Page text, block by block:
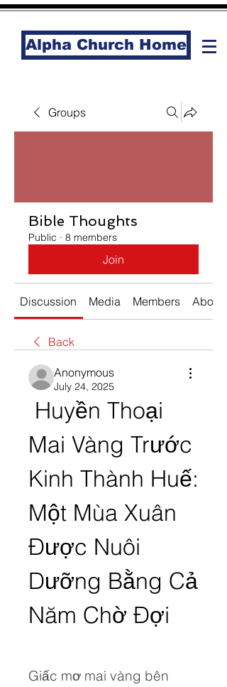
Alpha Church Home
Groups
Bible Thoughts
Public · 8 members
Join
Discussion Media Members About
Back
Anonymous
July 24, 2025
Huyền Thoại
Mai Vàng Trước
Kinh Thành Huế:
Một Mùa Xuân
Được Nuôi
Dưỡng Bằng Cả
Năm Chờ Đợi
Giấc mơ mai vàng bên